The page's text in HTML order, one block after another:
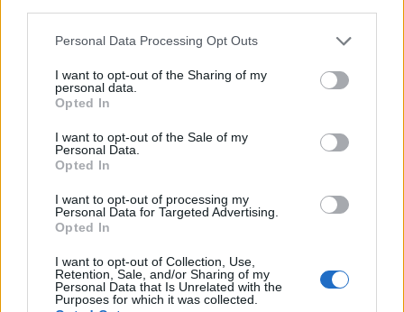
Please note that this website/app uses one or more Google
not limited to your visit or usage behaviour. You may click to
grant or deny consent to Google and its third-party tags to
use your data for below specified purposes in below Google
consent section.
Personal Data Processing Opt Outs
I want to opt-out of the Sharing of my
personal data.
Opted In
I want to opt-out of the Sale of my
Personal Data.
Opted In
I want to opt-out of processing my
Personal Data for Targeted Advertising.
Opted In
I want to opt-out of Collection, Use,
Retention, Sale, and/or Sharing of my
Personal Data that Is Unrelated with the
Purposes for which it was collected.
decentes de negociação diária e uma enorme base de
usuários. Isso garantirá que você poderá vender suas
mais baixas. Sugere-se que você também se registre
nessas bolsas, pois uma vez que a ETHV for listada lá,
atrairá uma grande quantidade de volumes de negociação
dos usuários de lá, o que significa que você terá ótimas
oportunidades de negociação!
Binance
Binance é uma bolsa de criptomoeda popular que foi
iniciada na China, mas depois mudou sua sede para a Ilha